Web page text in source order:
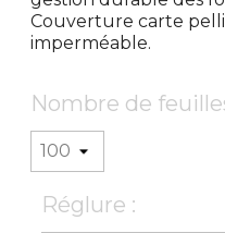
Couverture carte
imperméable.
Nombre de
Réglure :